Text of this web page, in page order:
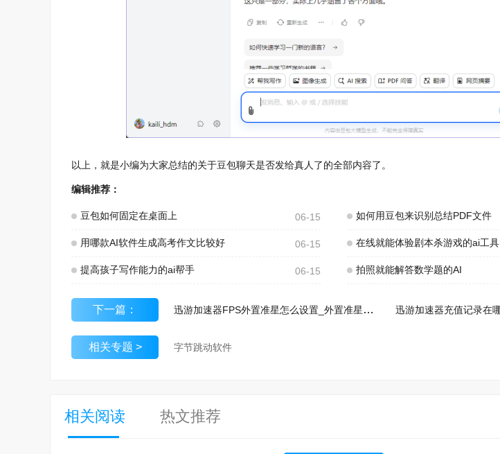
以上，就是小编为大家总结的关于豆包聊天是否发给真人了的全部内容了。
编辑推荐：
豆包如何固定在桌面上 06-15 如何用豆包来识别总结PDF文件
用哪款AI软件生成高考作文比较好 06-15 在线就能体验剧本杀游戏的ai工具
提高孩子写作能力的ai帮手 06-15 拍照就能解答数学题的AI
下一篇： 迅游加速器FPS外置准星怎么设置_外置准星会被封号吗
相关专题 > 字节跳动软件
相关阅读 热文推荐